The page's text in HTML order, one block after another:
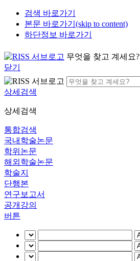
검색 바로가기
본문 바로가기(skip to content)
하단정보 바로가기
무엇을 찾고 계세요?
닫기
상세검색
상세검색
통합검색
국내학술논문
학위논문
해외학술논문
학술지
단행본
연구보고서
공개강의
버튼